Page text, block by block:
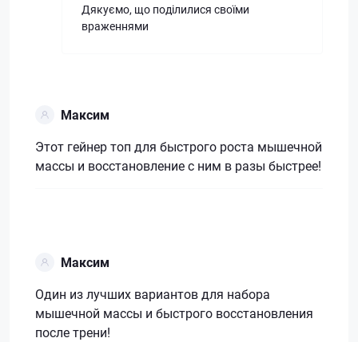
Дякуємо, що поділилися своїми
враженнями
Максим
Этот гейнер топ для быстрого роста мышечной
массы и восстановление с ним в разы быстрее!
Максим
Один из лучших вариантов для набора
мышечной массы и быстрого восстановления
после трени!